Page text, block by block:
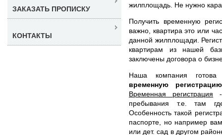
жилплощадь. Не нужно
Получить временную
важно, квартира это или
данной жилплощади.
квартирам из нашей
заключены договора о
Наша компания
временную
Временная регистрация -
пребывания т.е. там
Особенность такой
паспорте, но например
или дет. сад в другом
ЗАКАЗАТЬ ПРОПИСКУ
КОНТАКТЫ